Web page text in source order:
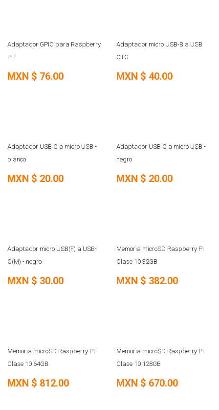
Adaptador GPIO para Raspberry
Pi
MXN $ 76.00
Adaptador micro USB-B a USB
OTG
MXN $ 40.00
Adaptador USB C a micro USB -
blanco
MXN $ 20.00
Adaptador USB C a micro USB -
negro
MXN $ 20.00
REMATE
Adaptador micro USB(F) a USB-
C(M) - negro
MXN $ 30.00
SOBRE PEDIDO
Memoria microSD Raspberry Pi
Clase 10 32GB
MXN $ 382.00
SOBRE PEDIDO
Memoria microSD Raspberry Pi
Clase 10 64GB
MXN $ 812.00
SOBRE PEDIDO
Memoria microSD Raspberry Pi
Clase 10 128GB
MXN $ 670.00